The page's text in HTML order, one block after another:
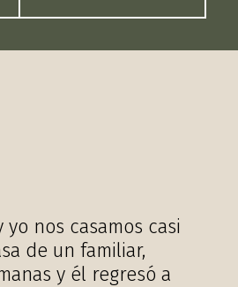
nos casamos casi
de un familiar,
y él regresó a